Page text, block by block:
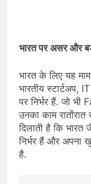
भारत पर असर और
भारत के लिए यह
भारतीय
पर निर्भर हैं. जो
उनका काम
दिलाती है कि
निर्भर हैं और अपना
है.